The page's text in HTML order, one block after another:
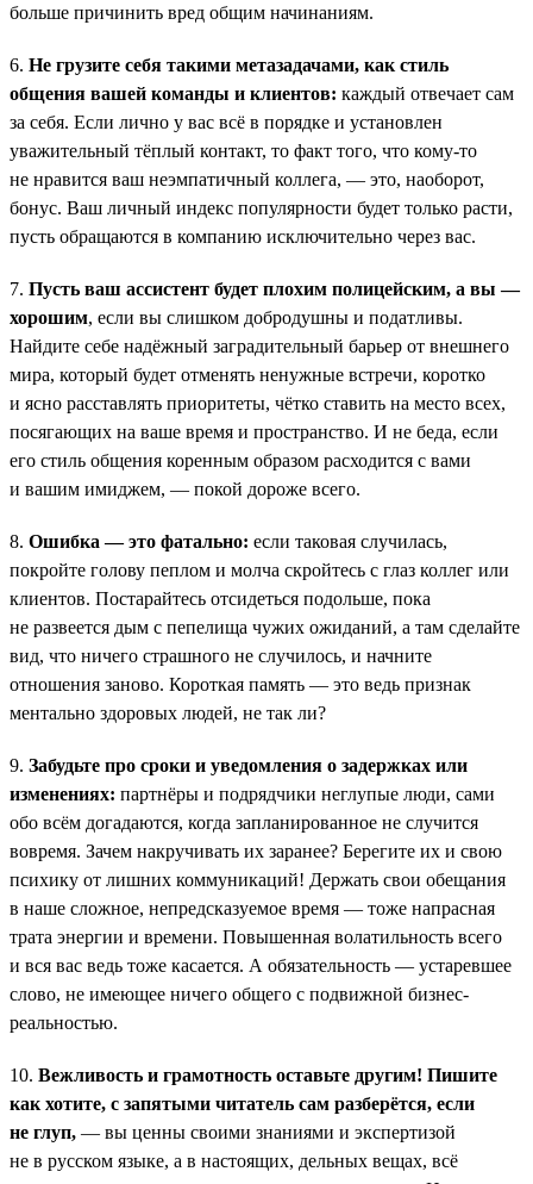
больше причинить вред общим начинаниям.
6. Не грузите себя такими метазадачами, как стиль
общения вашей команды и клиентов: каждый отвечает сам
за себя. Если лично у вас всё в порядке и установлен
уважительный тёплый контакт, то факт того, что кому-то
не нравится ваш неэмпатичный коллега, — это, наоборот,
бонус. Ваш личный индекс популярности будет только расти,
пусть обращаются в компанию исключительно через вас.
7. Пусть ваш ассистент будет плохим полицейским, а вы —
хорошим, если вы слишком добродушны и податливы.
Найдите себе надёжный заградительный барьер от внешнего
мира, который будет отменять ненужные встречи, коротко
и ясно расставлять приоритеты, чётко ставить на место всех,
посягающих на ваше время и пространство. И не беда, если
его стиль общения коренным образом расходится с вами
и вашим имиджем, — покой дороже всего.
8. Ошибка — это фатально: если таковая случилась,
покройте голову пеплом и молча скройтесь с глаз коллег или
клиентов. Постарайтесь отсидеться подольше, пока
не развеется дым с пепелища чужих ожиданий, а там сделайте
вид, что ничего страшного не случилось, и начните
отношения заново. Короткая память — это ведь признак
ментально здоровых людей, не так ли?
9. Забудьте про сроки и уведомления о задержках или
изменениях: партнёры и подрядчики неглупые люди, сами
обо всём догадаются, когда запланированное не случится
вовремя. Зачем накручивать их заранее? Берегите их и свою
психику от лишних коммуникаций! Держать свои обещания
в наше сложное, непредсказуемое время — тоже напрасная
трата энергии и времени. Повышенная волатильность всего
и вся вас ведь тоже касается. А обязательность — устаревшее
слово, не имеющее ничего общего с подвижной бизнес-
реальностью.
10. Вежливость и грамотность оставьте другим! Пишите
как хотите, с запятыми читатель сам разберётся, если
не глуп, — вы ценны своими знаниями и экспертизой
не в русском языке, а в настоящих, дельных вещах, всё